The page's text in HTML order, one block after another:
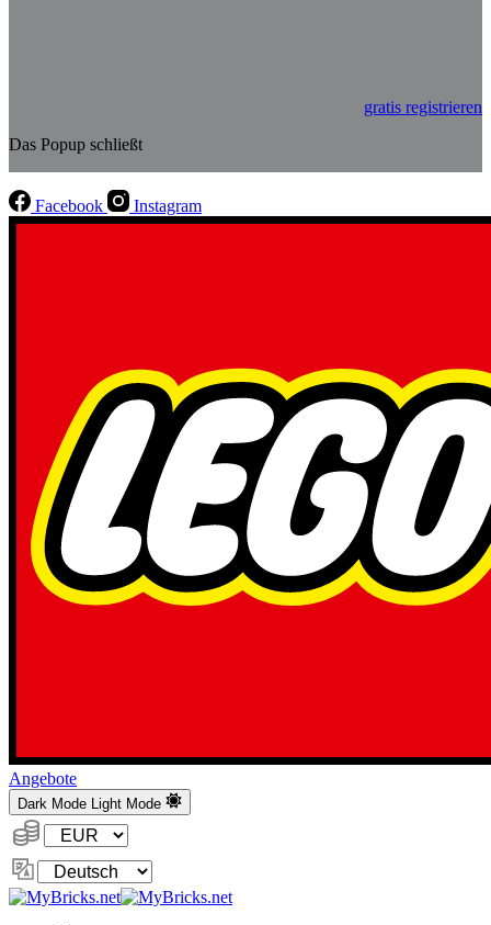
gratis registrieren
Das Popup schließt
Facebook Instagram
Angebote
Dark Mode Light Mode
Währung:
Sprache
ändern